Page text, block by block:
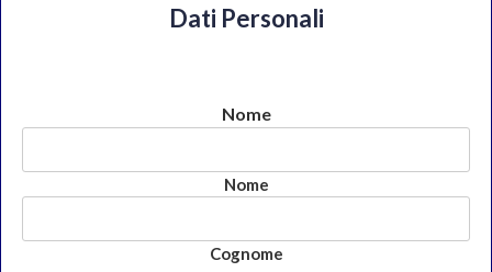
Dati Personali
Nome
Nome
Cognome